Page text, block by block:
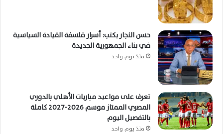
حسن النجار يكتب: أسرار فلسفة القيادة السياسية
في بناء الجمهورية الجديدة
منذ يوم واحد
تعرف على مواعيد مباريات الأهلي بالدوري
المصري الممتاز موسم 2026-2027 كاملة
بالتفصيل اليوم
منذ يوم واحد